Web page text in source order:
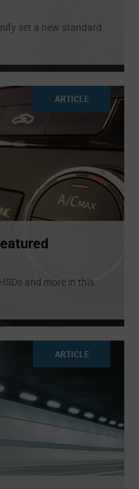
set a new standard
ARTICLE
and more in this
ARTICLE